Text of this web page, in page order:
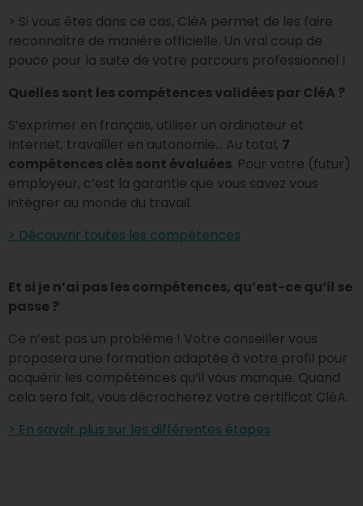
> Si vous êtes dans ce cas, CléA permet de les faire
reconnaître de manière officielle. Un vrai coup de
pouce pour la suite de votre parcours professionnel !
Quelles sont les compétences validées par CléA ?
S’exprimer en français, utiliser un ordinateur et
Internet, travailler en autonomie… Au total, 7
compétences clés sont évaluées. Pour votre (futur)
employeur, c’est la garantie que vous savez vous
intégrer au monde du travail.
> Découvrir toutes les compétences
Et si je n’ai pas les compétences, qu’est-ce qu’il se
passe ?
Ce n’est pas un problème ! Votre conseiller vous
proposera une formation adaptée à votre profil pour
acquérir les compétences qu’il vous manque. Quand
cela sera fait, vous décrocherez votre certificat CléA.
> En savoir plus sur les différentes étapes